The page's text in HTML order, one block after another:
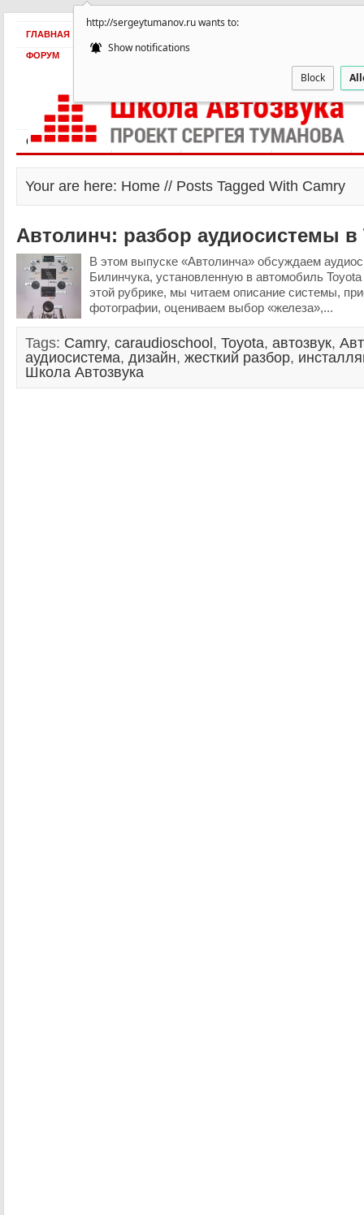
http://sergeytumanov.ru wants to:
Show notifications
Block
ГЛАВНАЯ
ФОРУМ
Статьи и видео Интервью Как оплатить? Заработать!
Your are here: Home // Posts Tagged With Camry
Автолинч: разбор аудиосистемы в
В этом выпуске «Автолинча» обсуждаем
Билинчука, установленную в автомобиль
этой рубрике, мы читаем описание системы,
фотографии, оцениваем выбор «железа»,...
Tags: Camry, caraudioschool , Toyota, автозвук,
аудиосистема, дизайн, жесткий разбор,
Школа Автозвука